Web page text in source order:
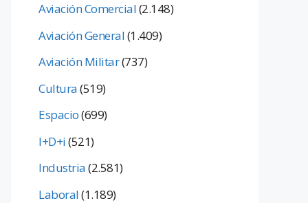
Aviación Comercial(2.148)
Aviación General(1.409)
Aviación Militar(737)
Cultura(519)
Espacio(699)
I+D+i(521)
Industria(2.581)
Laboral(1.189)